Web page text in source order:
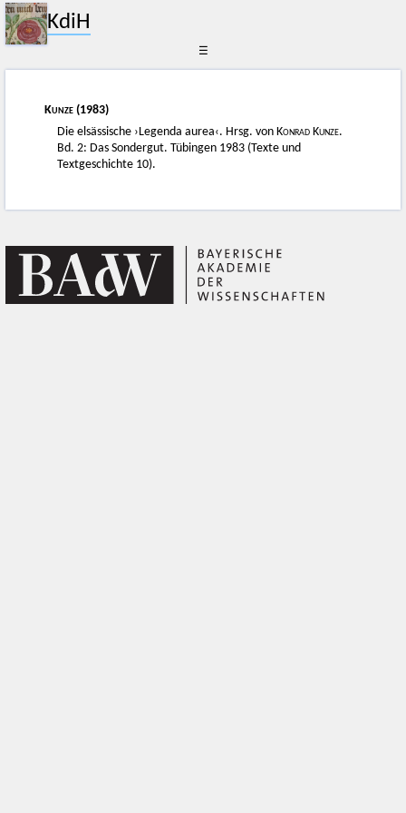
KdiH
☰
Kunze (1983)
Die elsässische ›Legenda aurea‹. Hrsg. von Konrad Kunze.
Bd. 2: Das Sondergut. Tübingen 1983 (Texte und
Textgeschichte 10).